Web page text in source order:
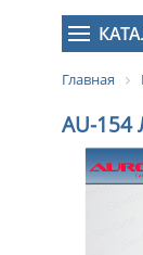
Главная
AU-